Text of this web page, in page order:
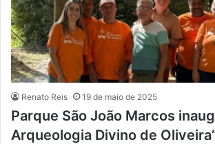
Renato Reis 19 de maio de 2025
Parque São João Marcos
Arqueologia Divino de